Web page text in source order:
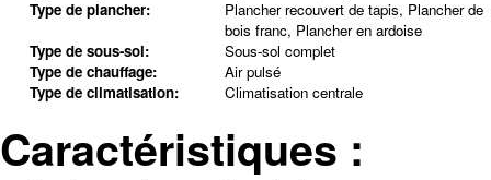
Type de plancher:
Plancher recouvert de tapis, Plancher de
bois franc, Plancher en ardoise
Type de sous-sol:
Sous-sol complet
Type de chauffage:
Air pulsé
Type de climatisation:
Climatisation centrale
Caractéristiques :